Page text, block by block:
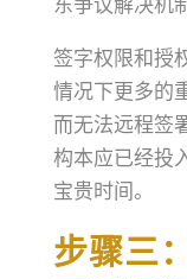
东争议解决机
签字权限和授
情况下更多的
而无法远程签
构本应已经投
宝贵时间。
步骤三